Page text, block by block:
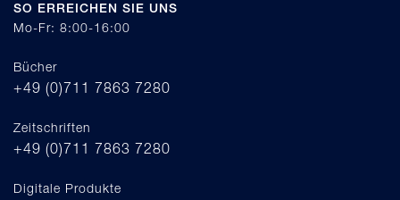
SO ERREICHEN SIE UNS
Mo-Fr: 8:00-16:00
Bücher
+49 (0)711 7863 7280
Zeitschriften
+49 (0)711 7863 7280
Digitale Produkte